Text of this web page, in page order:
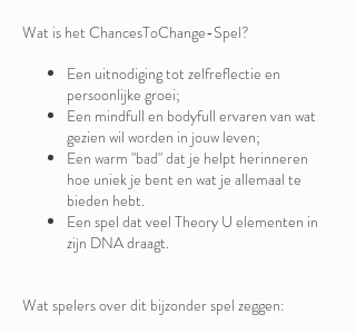
Wat is het ChancesToChange-Spel?
Een uitnodiging tot zelfreflectie en
persoonlijke groei;
Een mindfull en bodyfull ervaren van wat
gezien wil worden in jouw leven;
Een warm "bad" dat je helpt herinneren
hoe uniek je bent en wat je allemaal te
bieden hebt.
Een spel dat veel Theory U elementen in
zijn DNA draagt.
Wat spelers over dit bijzonder spel zeggen: